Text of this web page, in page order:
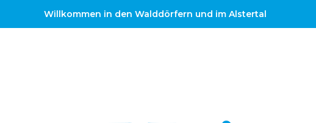
Willkommen in den Walddörfern und im Alstertal